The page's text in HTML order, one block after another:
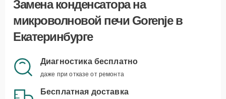
Замена конденсаторана
микроволновой печи Gorenje в
Екатеринбурге
Диагностика бесплатно
даже при отказе от ремонта
Бесплатная доставка